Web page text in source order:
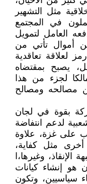
مثل التشهير
في المجتمع
العامل لتمويل
أموال تأتي من
لعلاقة تعاقدية
يصبح بمقتضاه
لجزء من هذا
مصالحه ومصالح
بقوة في لجان
لدعم انتفاضة
على غزة، علاوة
مثل كفاية،
وغيرها،ا
هو إنشاء كيانات
سياسيين، وتكون